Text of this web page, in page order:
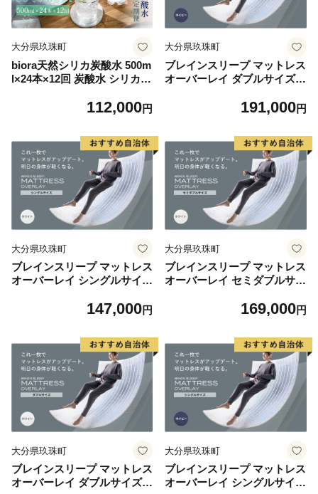
大分県玖珠町
biora天然シリカ炭酸水 500m
l×24本×12回 炭酸水 シリカ
然水 大分県 玖珠町 健康 九州
素 吸収 継続 サプリメント
112,000円
大分県玖珠町
ブレインスリープ マットレス
オーバーレイ ダブルサイズ
眠 洗える 通気性 リラックス
191,000円
大分県玖珠町
ブレインスリープ マットレス
オーバーレイ シングルサイズ
眠 洗える 通気性 リラックス
147,000円
大分県玖珠町
ブレインスリープ マットレス
オーバーレイ セミダブルサイ
安眠 洗える 通気性 リラック
169,000円
大分県玖珠町
ブレインスリープ マットレス
オーバーレイ ダブルサイズ
大分県玖珠町
ブレインスリープ マットレス
オーバーレイ シングルサイズ